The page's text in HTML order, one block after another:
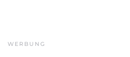
WERBUNG